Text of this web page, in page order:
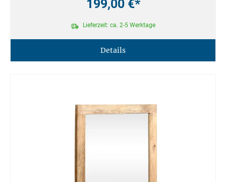
199,00 €*
Lieferzeit: ca. 2-5 Werktage
Details